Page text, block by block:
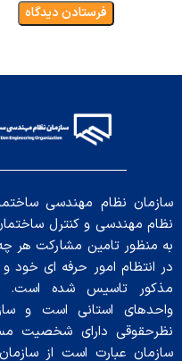
سازمان نظام مهندسی
به منظور تامین مشارکت هر
در انتظام امور حرفه ای خود
مذکور تاسیس شده است.
واحدهای استانی است و
نظرحقوقی دارای شخصیت
سازمان عبارت است از